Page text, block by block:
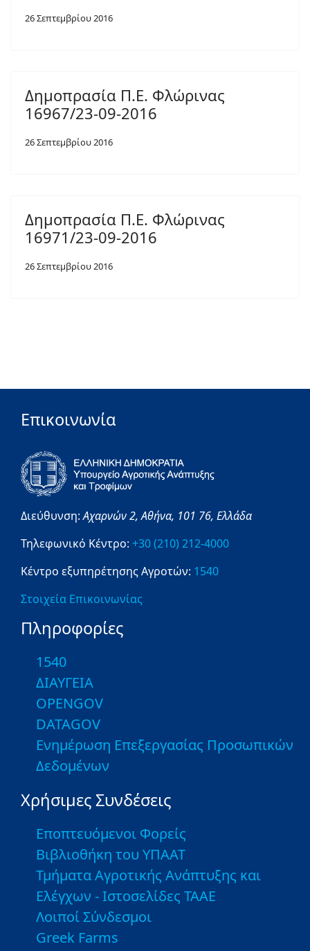
26 Σεπτεμβρίου 2016
Δημοπρασία Π.Ε. Φλώρινας
16967/23-09-2016
26 Σεπτεμβρίου 2016
Δημοπρασία Π.Ε. Φλώρινας
16971/23-09-2016
26 Σεπτεμβρίου 2016
Επικοινωνία
Διεύθυνση:Αχαρνών 2,Αθήνα, 101 76, Ελλάδα
Τηλεφωνικό Κέντρο: +30 (210) 212-4000
Κέντρο εξυπηρέτησης Αγροτών: 1540
Στοιχεία Επικοινωνίας
Πληροφορίες
1540
ΔΙΑΥΓΕΙΑ
OPENGOV
DATAGOV
Ενημέρωση Επεξεργασίας Προσωπικών
Δεδομένων
Χρήσιμες Συνδέσεις
Εποπτευόμενοι Φορείς
Βιβλιοθήκη του ΥΠΑΑΤ
Τμήματα Αγροτικής Ανάπτυξης και
Ελέγχων - Ιστοσελίδες ΤΑΑΕ
Λοιποί Σύνδεσμοι
Greek Farms